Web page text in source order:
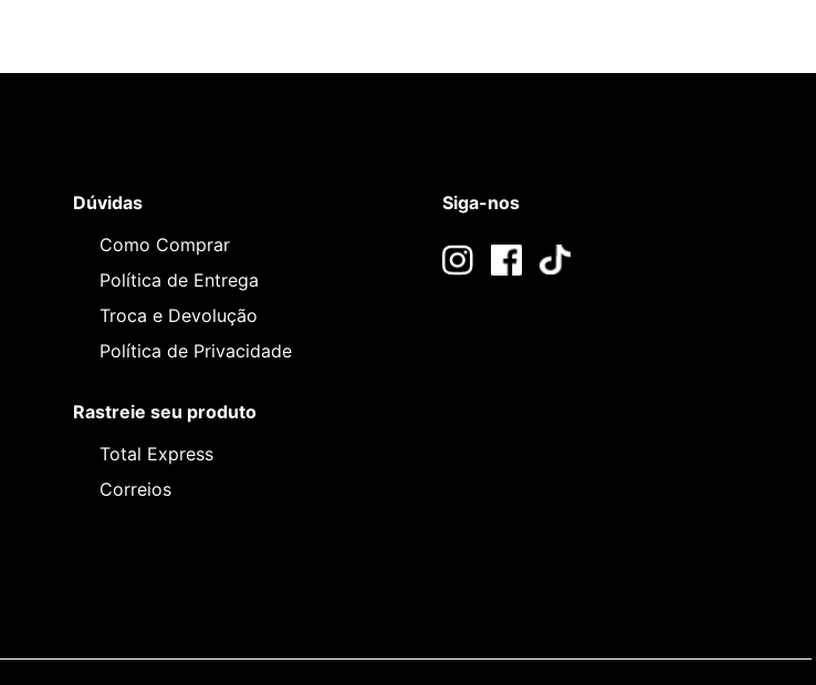
Dúvidas
Como Comprar
Política de Entrega
Troca e Devolução
Política de Privacidade
Rastreie seu produto
Total Express
Correios
Siga-nos